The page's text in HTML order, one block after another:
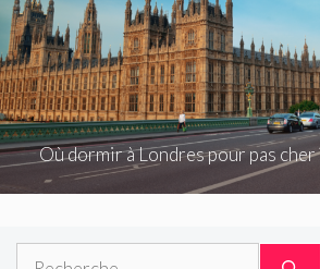
Où dormir à Londres pour pas cher
Rechercher :